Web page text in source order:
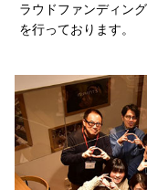
ラウドファンディン
を行っております。